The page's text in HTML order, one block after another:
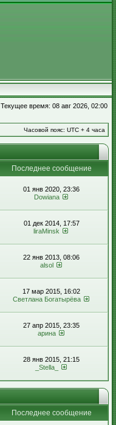
Текущее время: 08 авг 2026, 02:00
Часовой пояс: UTC + 4 часа
Последнее сообщение
01 янв 2020, 23:36
Dowiana
01 дек 2014, 17:57
liraMinsk
22 янв 2013, 08:06
alsol
17 мар 2015, 16:02
Светлана Богатырёва
27 апр 2015, 23:35
арина
28 янв 2015, 21:15
_Stella_
Последнее сообщение